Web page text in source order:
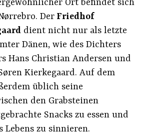
Ort befindet sich
DerFriedhof
dient nicht nur als letzte
Dänen, wie des Dichters
Hans Christian Andersen und
Kierkegaard. Auf dem
üblich seine
den Grabsteinen
Snacks zu essen und
Lebens zu sinnieren.